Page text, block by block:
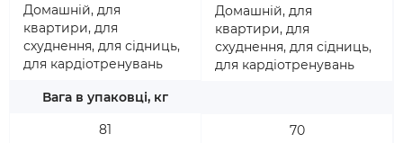
Домашній, для
квартири, для
схуднення, для сідниць,
для кардіотренувань
Вага в упаковці, кг
81
Домашній, для
квартири, для
схуднення, для сідниць,
для кардіотренувань
70